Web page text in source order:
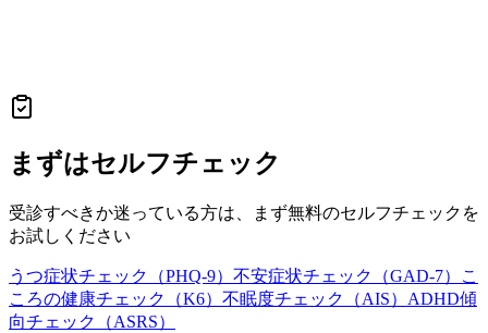
まずはセルフチェック
受診すべきか迷っている方は、まず無料のセルフチェックを
お試しください
うつ症状チェック（PHQ-9） 不安症状チェック（GAD-7）
こ
ころの健康チェック（K6） 不眠度チェック（AIS） ADHD傾
向チェック（ASRS）